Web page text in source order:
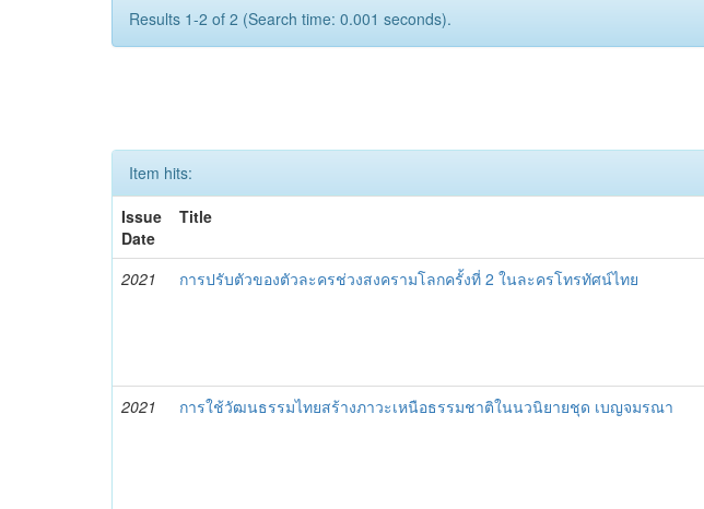
Results 1-2 of 2 (Search time: 0.001 seconds).
Item hits:
Issue
Date
Title
2021 การปรับตัวของตัวละครช่วงสงครามโลกครั้งที่ 2 ในละครโทรทัศน์ไทย
2021
การใช้วัฒนธรรมไทยสร้างภาวะเหนือธรรมชาติในนวนิยายชุด เบญจมรณา